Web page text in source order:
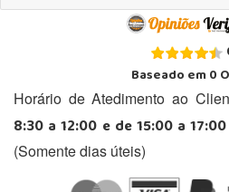
Baseado em0
Horário de Atedimento ao
8:30 a 12:00 e de 15:00 a 17:00
(Somente dias úteis)